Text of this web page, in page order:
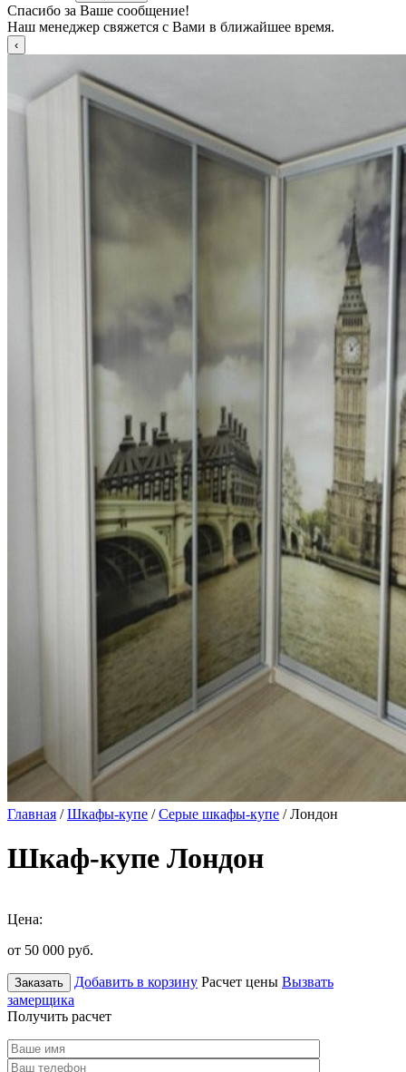
Спасибо за Ваше сообщение!
Наш менеджер свяжется с Вами в ближайшее время.
Главная /Шкафы-купе /Серые шкафы-купе / Лондон
Шкаф-купе Лондон
Цена:
от 50 000 руб.
Заказать Добавить в корзину Расчет цены Вызвать
замерщика
Получить расчет